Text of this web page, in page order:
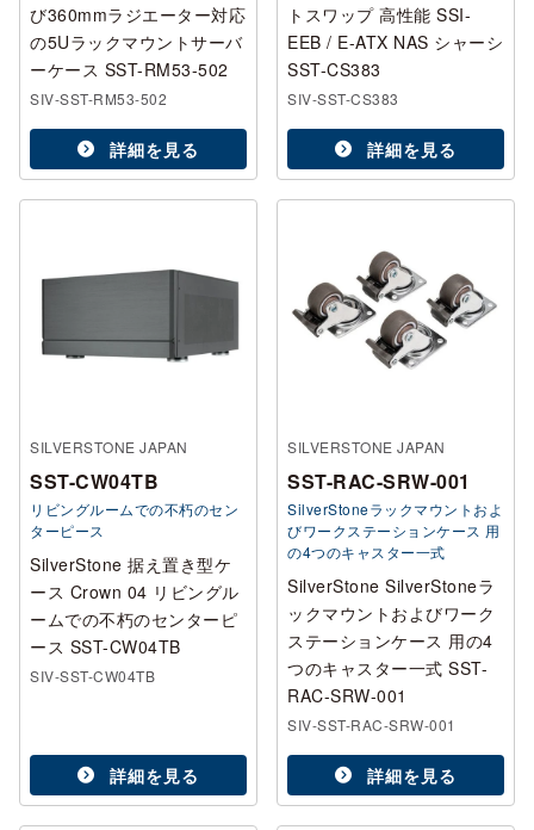
び360mmラジエーター対応
の5Uラックマウントサーバ
ーケース SST-RM53-502
SIV-SST-RM53-502
詳細を見る
トスワップ 高性能 SSI-
EEB / E-ATX NAS シャーシ
SST-CS383
SIV-SST-CS383
詳細を見る
SILVERSTONE JAPAN
SST-CW04TB
リビングルームでの不朽のセン
ターピース
SilverStone 据え置き型ケ
ース Crown 04 リビングル
ームでの不朽のセンターピ
ース SST-CW04TB
SIV-SST-CW04TB
詳細を見る
SILVERSTONE JAPAN
SST-RAC-SRW-001
SilverStoneラックマウントおよ
びワークステーションケース 用
の4つのキャスター一式
SilverStone SilverStoneラ
ックマウントおよびワーク
ステーションケース 用の4
つのキャスター一式 SST-
RAC-SRW-001
SIV-SST-RAC-SRW-001
詳細を見る